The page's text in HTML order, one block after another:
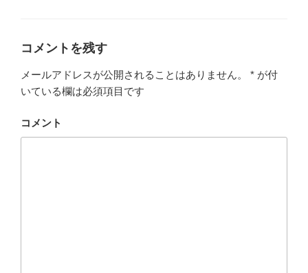
コメントを残す
メールアドレスが公開されることはありません。 * が付
いている欄は必須項目です
コメント